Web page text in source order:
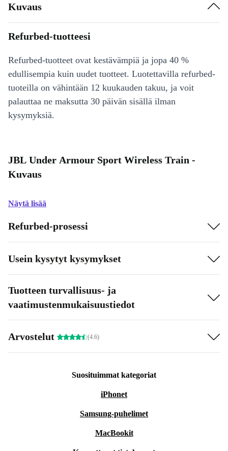
Kuvaus
Refurbed-tuotteesi
Refurbed-tuotteet ovat kestävämpiä ja jopa 40 %
edullisempia kuin uudet tuotteet. Luotettavilla refurbed-
tuoteilla on vähintään 12 kuukauden takuu, ja voit
palauttaa ne maksutta 30 päivän sisällä ilman
kysymyksiä.
JBL Under Armour Sport Wireless Train -
Kuvaus
Näytä lisää
Refurbed-prosessi
Usein kysytyt kysymykset
Tuotteen turvallisuus- ja
vaatimustenmukaisuustiedot
Arvostelut (4.6)
Suosituimmat kategoriat
iPhonet
Samsung-puhelimet
MacBookit